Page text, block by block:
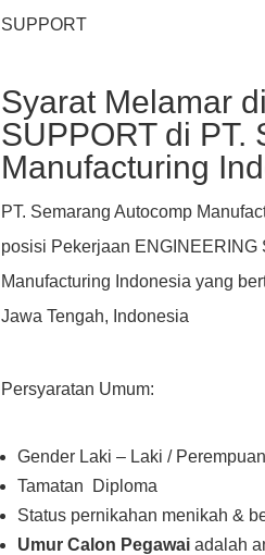
SUPPORT
Syarat Melamar
SUPPORT di PT.
Manufacturing
PT. Semarang Autocomp
posisi Pekerjaan ENGINEERING
Manufacturing Indonesia yang
Jawa Tengah, Indonesia
Persyaratan Umum:
Gender Laki – Laki / Perempuan
Tamatan Diploma
Status pernikahan menikah &
Umur Calon Pegawai adalah